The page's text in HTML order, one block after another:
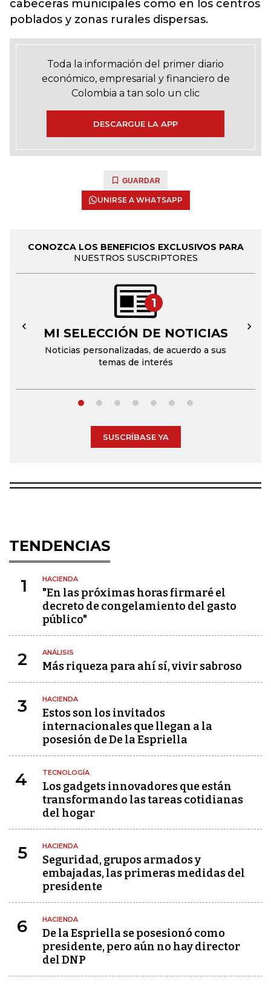
cabeceras municipales como en los centros
poblados y zonas rurales dispersas.
Toda la información del primer diario
económico, empresarial y financiero de
Colombia a tan solo un clic
DESCARGUE LA APP
GUARDAR
UNIRSE A WHATSAPP
CONOZCA LOS BENEFICIOS EXCLUSIVOS PARA
NUESTROS SUSCRIPTORES
1
MI SELECCIÓN DE NOTICIAS
Noticias personalizadas, de acuerdo a sus
temas de interés
← →
SUSCRÍBASE YA
TENDENCIAS
1 HACIENDA
"En las próximas horas firmaré el
decreto de congelamiento del gasto
público"
2 ANÁLISIS
Más riqueza para ahí sí, vivir sabroso
3 HACIENDA
Estos son los invitados
internacionales que llegan a la
posesión de De la Espriella
4 TECNOLOGÍA
Los gadgets innovadores que están
transformando las tareas cotidianas
del hogar
5 HACIENDA
Seguridad, grupos armados y
embajadas, las primeras medidas del
presidente
6 HACIENDA
De la Espriella se posesionó como
presidente, pero aún no hay director
del DNP